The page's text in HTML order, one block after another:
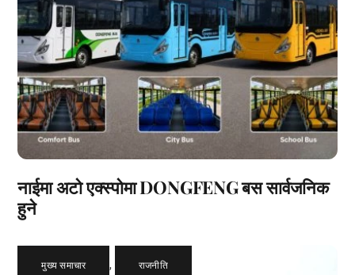
नाईमा अटो एक्स्पोमा DONGFENG बस सार्वजनिक
हुने
मुख्य समाचार , राजनीति